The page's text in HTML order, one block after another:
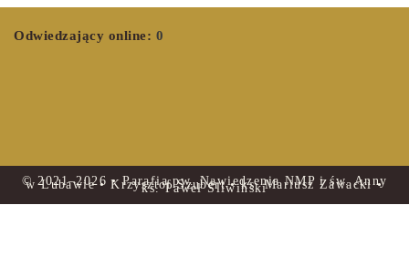
Odwiedzający online: 0
© 2021–2026 • Parafia pw. Nawiedzenia NMP i św. Anny
w Lubawie • Krzysztof Szubert • ks. Mariusz Zawacki •
ks. Paweł Śliwiński